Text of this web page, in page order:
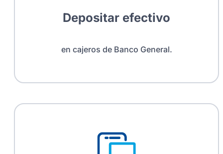
Depositar efectivo
en cajeros de Banco General.